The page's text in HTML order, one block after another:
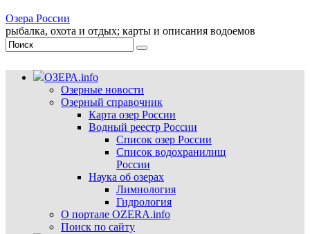
Озера России
рыбалка, охота и отдых; карты и описания водоемов
ОЗЕРА.info
Озерные новости
Озерный справочник
Карта озер России
Водный реестр России
Список озер России
Список водохранилищ
России
Наука об озерах
Лимнология
Гидрология
О портале OZERA.info
Поиск по сайту